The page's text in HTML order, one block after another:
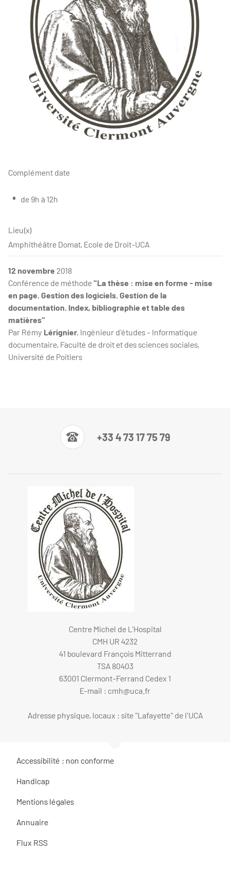
Complément date
de 9h à 12h
Lieu(x)
Amphithéâtre Domat, Ecole de Droit-UCA
12 novembre 2018
Conférence de méthode"La thèse : mise en forme - mise
en page. Gestion des logiciels. Gestion de la
documentation. Index, bibliographie et table des
matières"
Par Rémy Lérignier, Ingénieur d'études - Informatique
documentaire, Faculté de droit et des sciences sociales,
Université de Poitiers
+33 4 73 17 75 79
Centre Michel de L'Hospital
CMH UR 4232
41 boulevard François Mitterrand
TSA 80403
63001 Clermont-Ferrand Cedex 1
E-mail : cmh@uca.fr
Adresse physique, locaux : site "Lafayette" de l'UCA
Accessibilité : non conforme
Handicap
Mentions légales
Annuaire
Flux RSS